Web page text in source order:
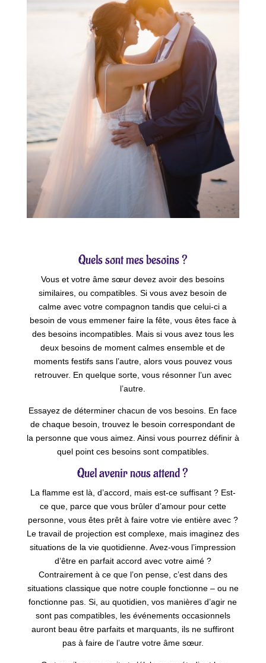
Quels sont mes besoins ?
Vous et votre âme sœur devez avoir des besoins
similaires, ou compatibles. Si vous avez besoin de
calme avec votre compagnon tandis que celui-ci a
besoin de vous emmener faire la fête, vous êtes face à
des besoins incompatibles. Mais si vous avez tous les
deux besoins de moment calmes ensemble et de
moments festifs sans l’autre, alors vous pouvez vous
retrouver. En quelque sorte, vous résonner l’un avec
l’autre.
Essayez de déterminer chacun de vos besoins. En face
de chaque besoin, trouvez le besoin correspondant de
la personne que vous aimez. Ainsi vous pourrez définir à
quel point ces besoins sont compatibles.
Quel avenir nous attend ?
La flamme est là, d’accord, mais est-ce suffisant ? Est-
ce que, parce que vous brûler d’amour pour cette
personne, vous êtes prêt à faire votre vie entière avec ?
Le travail de projection est complexe, mais imaginez des
situations de la vie quotidienne. Avez-vous l’impression
d’être en parfait accord avec votre aimé ?
Contrairement à ce que l’on pense, c’est dans des
situations classique que notre couple fonctionne – ou ne
fonctionne pas. Si, au quotidien, vos manières d’agir ne
sont pas compatibles, les événements occasionnels
auront beau être parfaits et marquants, ils ne suffiront
pas à faire de l’autre votre âme sœur.